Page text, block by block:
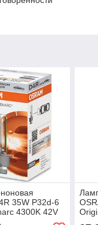
35W P32d-6
4300K 42V